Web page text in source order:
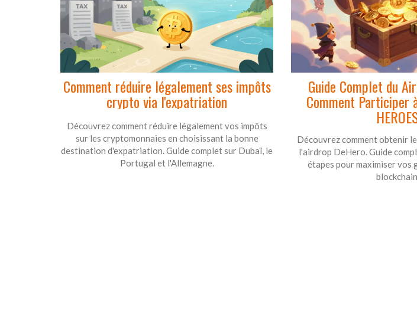
Comment réduire légalement ses impôts
crypto via l'expatriation
Découvrez comment réduire légalement vos impôts
sur les cryptomonnaies en choisissant la bonne
destination d'expatriation. Guide complet sur Dubaï, le
Portugal et l'Allemagne.
Guide Complet du
Comment Participer
Découvrez comment obtenir
l'airdrop DeHero. Guide
étapes pour maximiser vos
blockchain.